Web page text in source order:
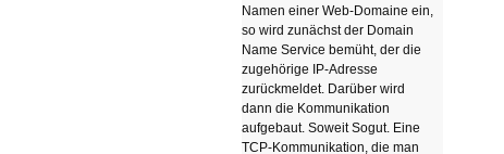
Namen einer Web-Domaine ein,
so wird zunächst der Domain
Name Service bemüht, der die
zugehörige IP-Adresse
zurückmeldet. Darüber wird
dann die Kommunikation
aufgebaut. Soweit Sogut. Eine
TCP-Kommunikation, die man